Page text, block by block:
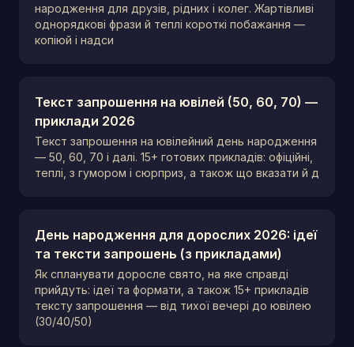
народження для друзів, рідних і колег. Жартівливі
однорядкові фрази й теплі короткі побажання —
копіюй і надси
Текст запрошення на ювілей (50, 60, 70) —
приклади 2026
Текст запрошення на ювілейний день народження
— 50, 60, 70 і далі. 15+ готових прикладів: офіційні,
теплі, з гумором і сюрприз, а також що вказати й д
День народження для дорослих 2026: ідеї
та тексти запрошень (з прикладами)
Як спланувати доросле свято, на яке справді
прийдуть: ідеї та формати, а також 15+ прикладів
тексту запрошення — від тихої вечері до ювілею
(30/40/50)